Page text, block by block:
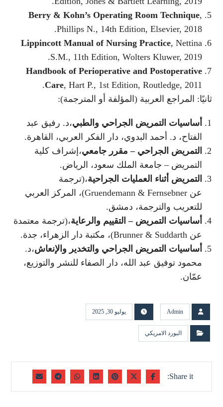
Berry & Kohn’s Operating Room Technique,
Phillips N., 14th Edition, Elsevier, 2018.
Lippincott Manual of Nursing Practice, Nettina
S.M., 11th Edition, Wolters Kluwer, 2019.
Handbook of Perioperative and Postoperative
Care, Hart P., 1st Edition, Routledge, 2011.
ثانيًا: المراجع العربية (المؤلفة أو المترجمة):
أساسيات التمريض الجراحي والطبي،د. رفيق عبد
الفتاح، د. أحمد البدوي، دار الفكر العربي، القاهرة.
التمريض الجراحي – مقرر جامعي،إشراف كلية
التمريض – جامعة الملك سعود، الرياض.
التمريض أثناء العمليات الجراحية،(ترجمة
عن Gruendemann & Fernsebner)، المركز العربي
للتعريب والترجمة، دمشق.
أساسيات التمريض – التقييم والرعاية،(ترجمة معتمدة
عن Brunner & Suddarth)، مكتبة دار الزهراء، جدة.
أساسيات التمريض الجراحي والتخدير والإنعاش،د.
محمود توفيق عبد الله، دار الصفاء للنشر والتوزيع،
عمّان.
Admin يوليو 30, 2025
البورد الامريكي